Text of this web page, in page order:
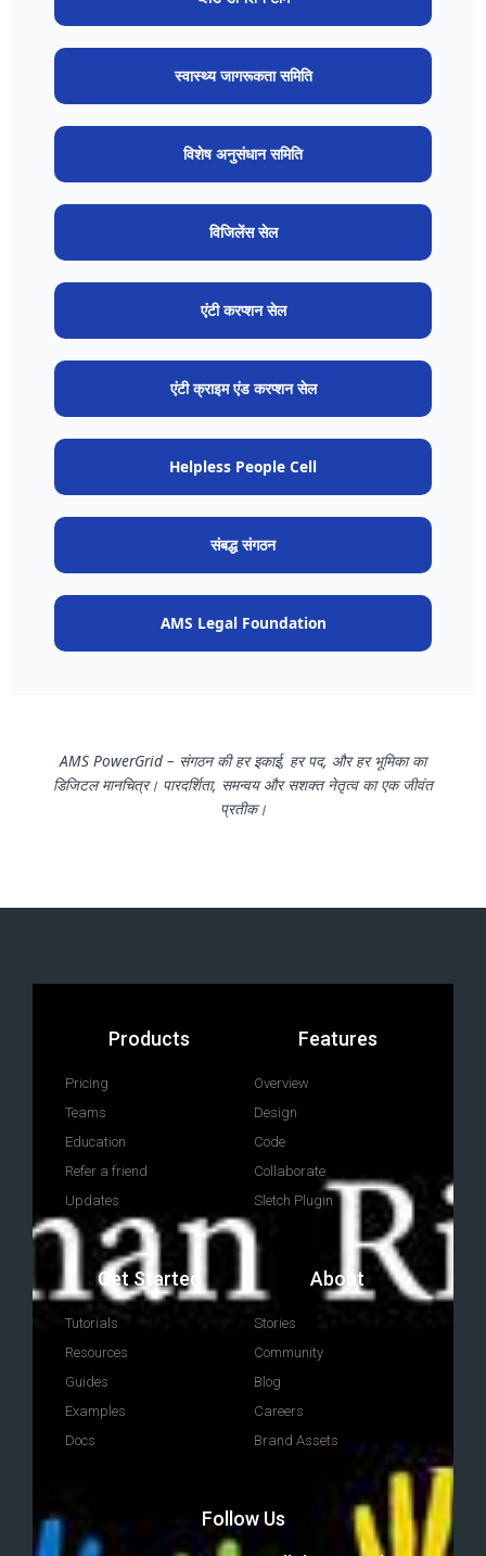
स्वास्थ्य जागरूकता समिति
विशेष अनुसंधान समिति
विजिलेंस सेल
एंटी करप्शन सेल
एंटी क्राइम एंड करप्शन सेल
Helpless People Cell
संबद्ध संगठन
AMS Legal Foundation
AMS PowerGrid – संगठन की हर इकाई, हर पद, और हर भूमिका का
डिजिटल मानचित्र। पारदर्शिता, समन्वय और सशक्त नेतृत्व का एक जीवंत
प्रतीक।
Products
Pricing
Teams
Education
Refer a friend
Updates
Features
Overview
Design
Code
Collaborate
Sletch Plugin
Get Started
Tutorials
Resources
Guides
Examples
Docs
About
Stories
Community
Blog
Careers
Brand Assets
Follow Us